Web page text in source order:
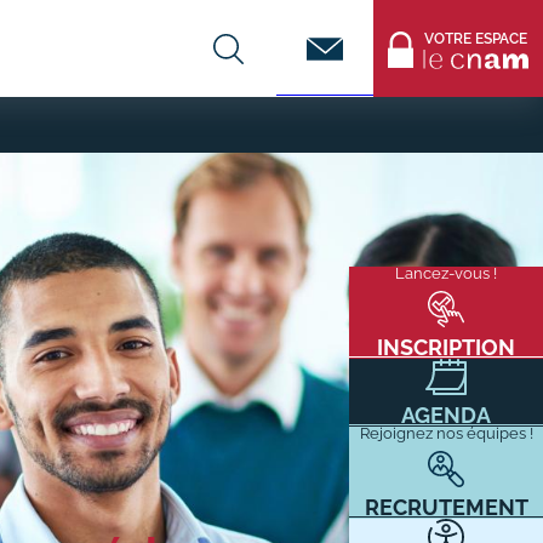
Menu
flottant
Lancez-vous !
INSCRIPTION
AGENDA
Rejoignez nos équipes !
RECRUTEMENT
VOTRE ESPACE
Infos entreprises
Former ses salariés
Accueillir un alternant ?
Taxe d'apprentissage
Infos enseignants
Être enseignant au Cnam
Infos partenaires
Liste des partenaires